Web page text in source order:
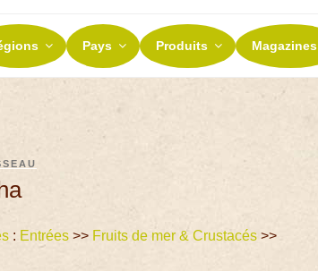
ET TERROIRS
de nos terroirs
Pays Produits Magazines
: Entrées>> Fruits de mer & Crustacés>>